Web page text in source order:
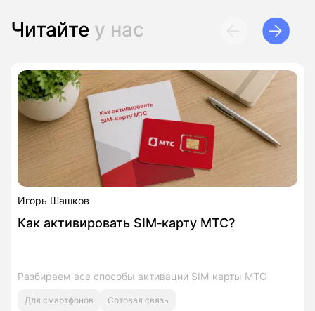
Читайте у нас
Игорь Шашков
Как активировать SIM‑карту МТС?
Разбираем все способы активации SIM‑карты МТС
Для смартфонов Сотовая связь